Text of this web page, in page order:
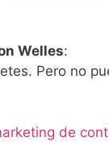
Welles:
Pero no
de